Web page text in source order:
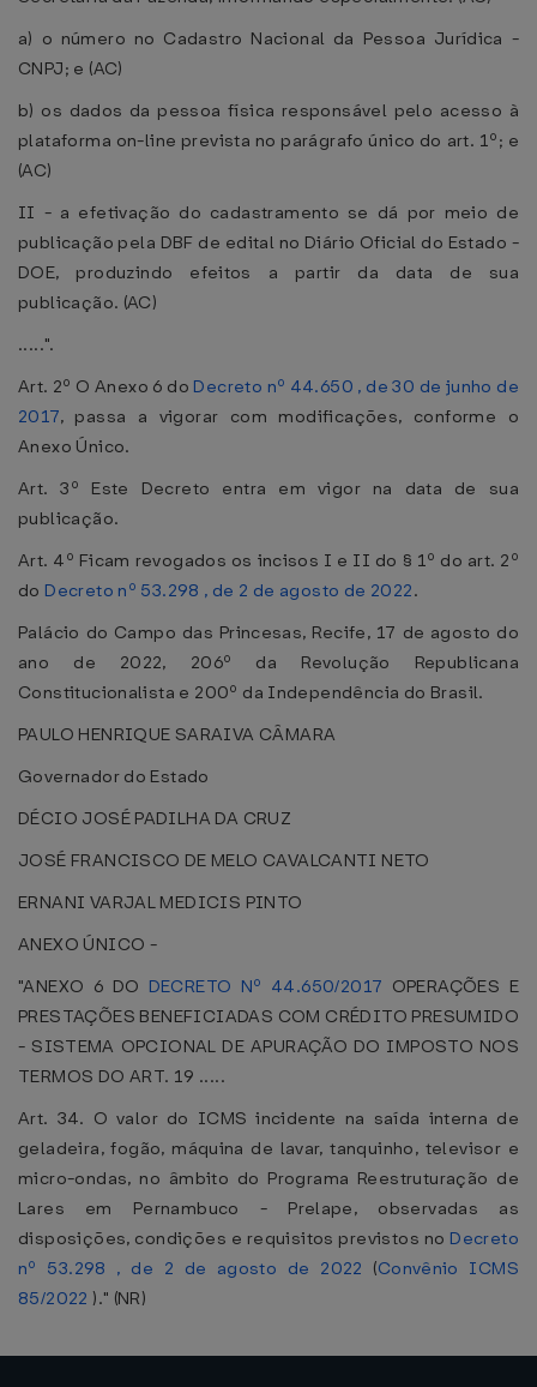
a) o número no Cadastro Nacional da Pessoa Jurídica -
CNPJ; e (AC)
b) os dados da pessoa física responsável pelo acesso à
plataforma on-line prevista no parágrafo único do art. 1º; e
(AC)
II - a efetivação do cadastramento se dá por meio de
publicação pela DBF de edital no Diário Oficial do Estado -
DOE, produzindo efeitos a partir da data de sua
publicação. (AC)
.....".
Art. 2º O Anexo 6 do Decreto nº 44.650 , de 30 de junho de
2017, passa a vigorar com modificações, conforme o
Anexo Único.
Art. 3º Este Decreto entra em vigor na data de sua
publicação.
Art. 4º Ficam revogados os incisos I e II do § 1º do art. 2º
do Decreto nº 53.298 , de 2 de agosto de 2022.
Palácio do Campo das Princesas, Recife, 17 de agosto do
ano de 2022, 206º da Revolução Republicana
Constitucionalista e 200º da Independência do Brasil.
PAULO HENRIQUE SARAIVA CÂMARA
Governador do Estado
DÉCIO JOSÉ PADILHA DA CRUZ
JOSÉ FRANCISCO DE MELO CAVALCANTI NETO
ERNANI VARJAL MEDICIS PINTO
ANEXO ÚNICO -
"ANEXO 6 DO DECRETO Nº 44.650/2017 OPERAÇÕES E
PRESTAÇÕES BENEFICIADAS COM CRÉDITO PRESUMIDO
- SISTEMA OPCIONAL DE APURAÇÃO DO IMPOSTO NOS
TERMOS DO ART. 19 .....
Art. 34. O valor do ICMS incidente na saída interna de
geladeira, fogão, máquina de lavar, tanquinho, televisor e
micro-ondas, no âmbito do Programa Reestruturação de
Lares em Pernambuco - Prelape, observadas as
disposições, condições e requisitos previstos no Decreto
nº 53.298 , de 2 de agosto de 2022 (Convênio ICMS
85/2022 )." (NR)